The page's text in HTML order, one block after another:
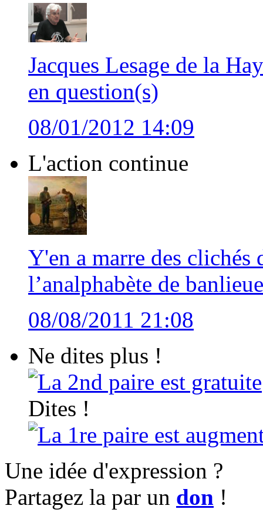
Jacques Lesage de la
en question(s)
08/01/2012 14:09
L'action continue
Y'en a marre des clichés
l’analphabète de
08/08/2011 21:08
Ne dites plus !
La 2nd paire est gratuite
Dites !
La 1re paire est
Une idée d'expression ?
Partagez la par un don !